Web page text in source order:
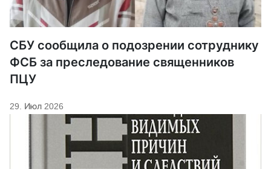
СБУ сообщила о подозрении сотруднику
ФСБ за преследование священников
ПЦУ
29. Июл 2026